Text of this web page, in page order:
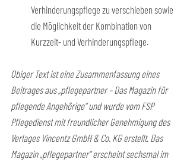
Verhinderungspflege zu verschieben sowie
die Möglichkeit der Kombination von
Kurzzeit- und Verhinderungspflege.
Obiger Text ist eine Zusammenfassung eines
Beitrages aus „pflegepartner – Das Magazin für
pflegende Angehörige“ und wurde vom FSP
Pflegedienst mit freundlicher Genehmigung des
Verlages Vincentz GmbH & Co. KG erstellt. Das
Magazin „pflegepartner“ erscheint sechsmal im